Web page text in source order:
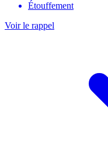
Étouffement
Voir le rappel